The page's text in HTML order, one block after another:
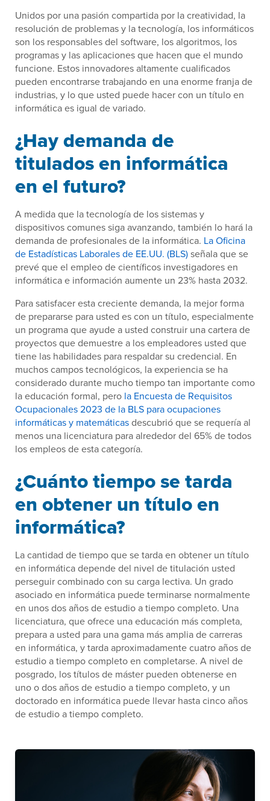
Unidos por una pasión compartida por la creatividad, la
resolución de problemas y la tecnología, los informáticos
son los responsables del software, los algoritmos, los
programas y las aplicaciones que hacen que el mundo
funcione. Estos innovadores altamente cualificados
pueden encontrarse trabajando en una enorme franja de
industrias, y lo que usted puede hacer con un título en
informática es igual de variado.
¿Hay demanda de
titulados en informática
en el futuro?
A medida que la tecnología de los sistemas y
dispositivos comunes siga avanzando, también lo hará la
demanda de profesionales de la informática. La Oficina
de Estadísticas Laborales de EE.UU. (BLS)señala que se
prevé que el empleo de científicos investigadores en
informática e información aumente un 23% hasta 2032.
Para satisfacer esta creciente demanda, la mejor forma
de prepararse para usted es con un título, especialmente
un programa que ayude a usted construir una cartera de
proyectos que demuestre a los empleadores usted que
tiene las habilidades para respaldar su credencial. En
muchos campos tecnológicos, la experiencia se ha
considerado durante mucho tiempo tan importante como
la educación formal, pero la Encuesta de Requisitos
Ocupacionales 2023 de la BLS para ocupaciones
informáticas y matemáticasdescubrió que se requería al
menos una licenciatura para alrededor del 65% de todos
los empleos de esta categoría.
¿Cuánto tiempo se tarda
en obtener un título en
informática?
La cantidad de tiempo que se tarda en obtener un título
en informática depende del nivel de titulación usted
perseguir combinado con su carga lectiva. Un grado
asociado en informática puede terminarse normalmente
en unos dos años de estudio a tiempo completo. Una
licenciatura, que ofrece una educación más completa,
prepara a usted para una gama más amplia de carreras
en informática, y tarda aproximadamente cuatro años de
estudio a tiempo completo en completarse. A nivel de
posgrado, los títulos de máster pueden obtenerse en
uno o dos años de estudio a tiempo completo, y un
doctorado en informática puede llevar hasta cinco años
de estudio a tiempo completo.